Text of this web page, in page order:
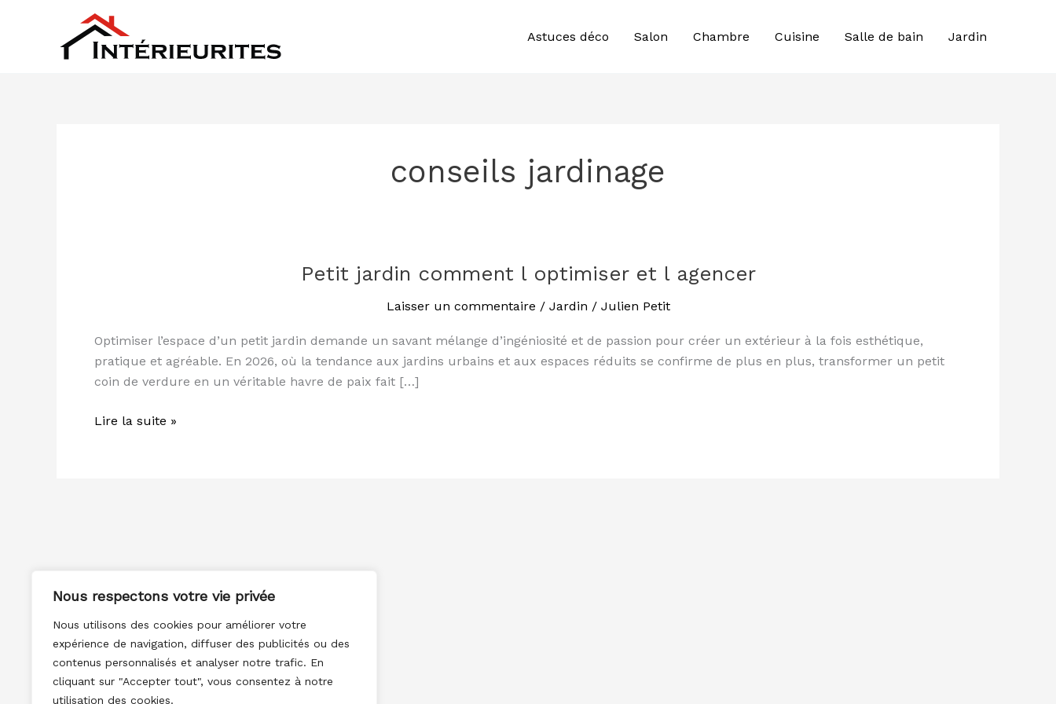
Nous respectons votre vie privée
Nous utilisons des cookies pour améliorer votre
expérience de navigation, diffuser des publicités ou des
contenus personnalisés et analyser notre trafic. En
cliquant sur "Accepter tout", vous consentez à notre
utilisation des cookies.
Astuces déco Salon Chambre Cuisine Salle de bain Jardin
conseils jardinage
Petit jardin comment l optimiser et l agencer
Laisser un commentaire / Jardin / Julien Petit
Optimiser l’espace d’un petit jardin demande un savant mélange d’ingéniosité et de passion pour créer un extérieur à la fois esthétique,
pratique et agréable. En 2026, où la tendance aux jardins urbains et aux espaces réduits se confirme de plus en plus, transformer un petit
coin de verdure en un véritable havre de paix fait […]
optimiser
et
agencer
Lire la suite »